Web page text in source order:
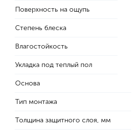
Поверхность на ощупь
Степень блеска
Влагостойкость
Укладка под теплый пол
Основа
Тип монтажа
Толщина защитного слоя, мм